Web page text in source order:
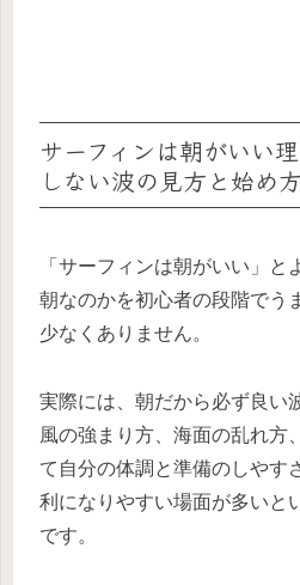
サーフィンは朝がいい
しない波の見方と始め方
「サーフィンは朝がいい」
朝なのかを初心者の段階でう
少なくありません。
実際には、朝だから必ず良い
風の強まり方、海面の乱れ方
て自分の体調と準備のしやす
利になりやすい場面が多いと
です。